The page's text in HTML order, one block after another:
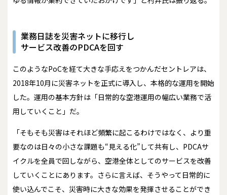
業務日誌を災害ネットに移行し
サービス改善のPDCAを回す
このようなPoCを経て大きな手応えをつかんだセントレアは、
2018年10月に災害ネットを正式に導入し、本格的な運用を開始
した。運用の基本方針は「日常的な空港運用の幅広い業務で活
用していくこと」だ。
「そもそも災害はそれほど頻繁に起こるわけではなく、より重
要なのは日々の小さな課題も“見える化”して共有し、PDCAサ
イクルを全員で回しながら、空港全体としてのサービスを改善
していくことにあります。さらに言えば、そうやって日常的に
使い込んでこそ、災害時に大きな効果を発揮させることができ